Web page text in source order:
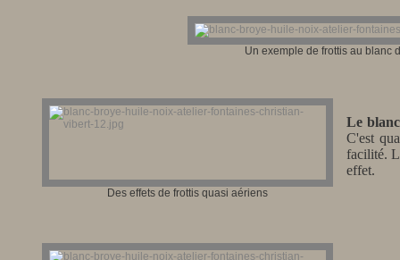
Un exemple de frottis au b lanc
Des effets de frottis quasi aériens
Le
C'est
facilité.
effet.